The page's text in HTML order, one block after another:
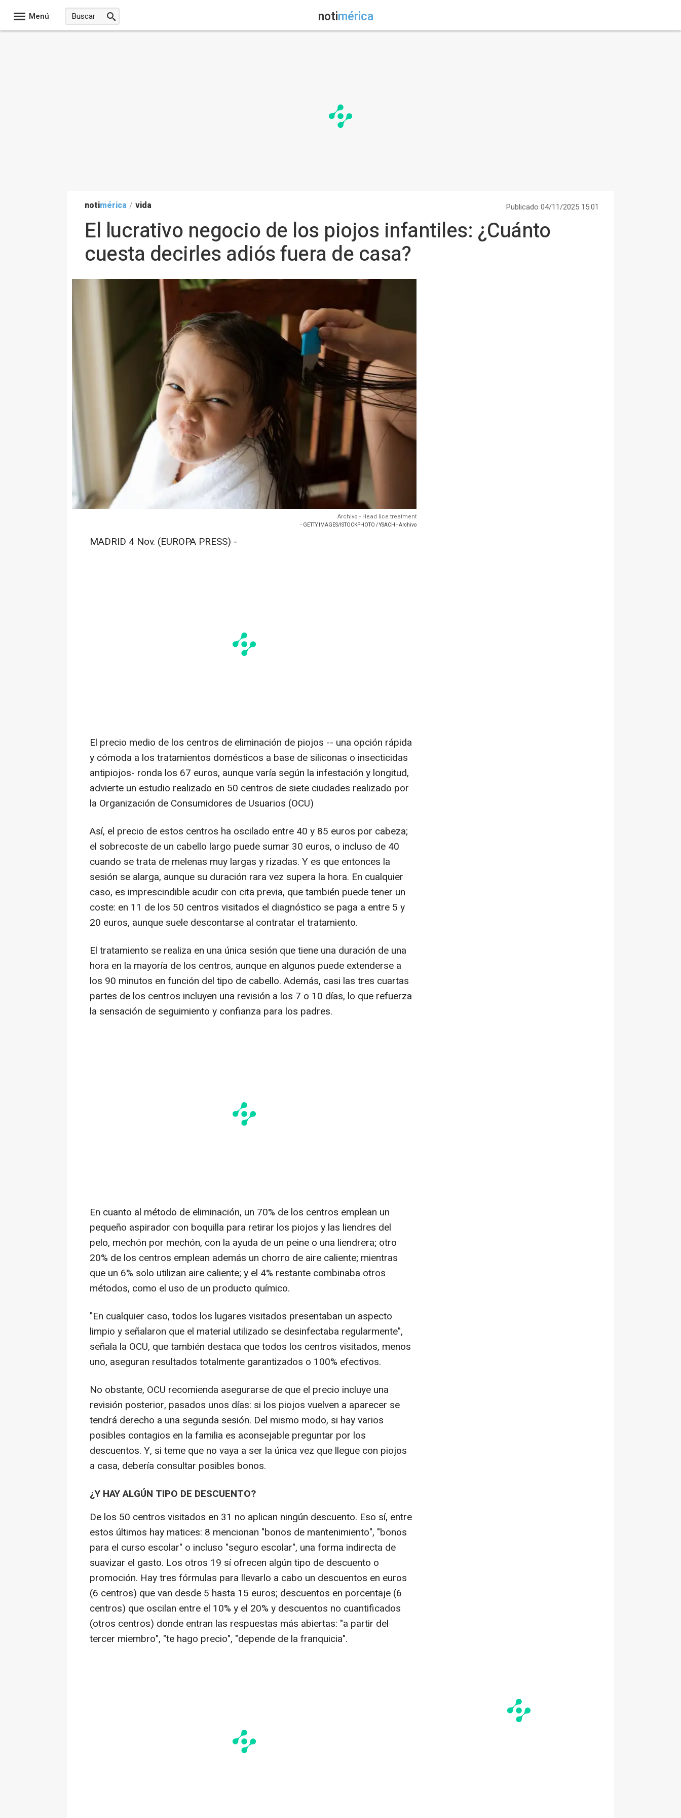
Menú notimérica
notimérica / vida Publicado 04/11/2025 15:01
El lucrativo negocio de los piojos infantiles: ¿Cuánto
cuesta decirles adiós fuera de casa?
Archivo - Head lice treatment
- GETTY IMAGES/ISTOCKPHOTO / YSACH - Archivo
MADRID 4 Nov. (EUROPA PRESS) -
El precio medio de los centros de eliminación de piojos -- una opción rápida
y cómoda a los tratamientos domésticos a base de siliconas o insecticidas
antipiojos- ronda los 67 euros, aunque varía según la infestación y longitud,
advierte un estudio realizado en 50 centros de siete ciudades realizado por
la Organización de Consumidores de Usuarios (OCU)
Así, el precio de estos centros ha oscilado entre 40 y 85 euros por cabeza;
el sobrecoste de un cabello largo puede sumar 30 euros, o incluso de 40
cuando se trata de melenas muy largas y rizadas. Y es que entonces la
sesión se alarga, aunque su duración rara vez supera la hora. En cualquier
caso, es imprescindible acudir con cita previa, que también puede tener un
coste: en 11 de los 50 centros visitados el diagnóstico se paga a entre 5 y
20 euros, aunque suele descontarse al contratar el tratamiento.
El tratamiento se realiza en una única sesión que tiene una duración de una
hora en la mayoría de los centros, aunque en algunos puede extenderse a
los 90 minutos en función del tipo de cabello. Además, casi las tres cuartas
partes de los centros incluyen una revisión a los 7 o 10 días, lo que refuerza
la sensación de seguimiento y confianza para los padres.
En cuanto al método de eliminación, un 70% de los centros emplean un
pequeño aspirador con boquilla para retirar los piojos y las liendres del
pelo, mechón por mechón, con la ayuda de un peine o una liendrera; otro
20% de los centros emplean además un chorro de aire caliente; mientras
que un 6% solo utilizan aire caliente; y el 4% restante combinaba otros
métodos, como el uso de un producto químico.
"En cualquier caso, todos los lugares visitados presentaban un aspecto
limpio y señalaron que el material utilizado se desinfectaba regularmente",
señala la OCU, que también destaca que todos los centros visitados, menos
uno, aseguran resultados totalmente garantizados o 100% efectivos.
No obstante, OCU recomienda asegurarse de que el precio incluye una
revisión posterior, pasados unos días: si los piojos vuelven a aparecer se
tendrá derecho a una segunda sesión. Del mismo modo, si hay varios
posibles contagios en la familia es aconsejable preguntar por los
descuentos. Y, si teme que no vaya a ser la única vez que llegue con piojos
a casa, debería consultar posibles bonos.
¿Y HAY ALGÚN TIPO DE DESCUENTO?
De los 50 centros visitados en 31 no aplican ningún descuento. Eso sí, entre
estos últimos hay matices: 8 mencionan "bonos de mantenimiento", "bonos
para el curso escolar" o incluso "seguro escolar", una forma indirecta de
suavizar el gasto. Los otros 19 sí ofrecen algún tipo de descuento o
promoción. Hay tres fórmulas para llevarlo a cabo un descuentos en euros
(6 centros) que van desde 5 hasta 15 euros; descuentos en porcentaje (6
centros) que oscilan entre el 10% y el 20% y descuentos no cuantificados
(otros centros) donde entran las respuestas más abiertas: "a partir del
tercer miembro", "te hago precio", "depende de la franquicia".